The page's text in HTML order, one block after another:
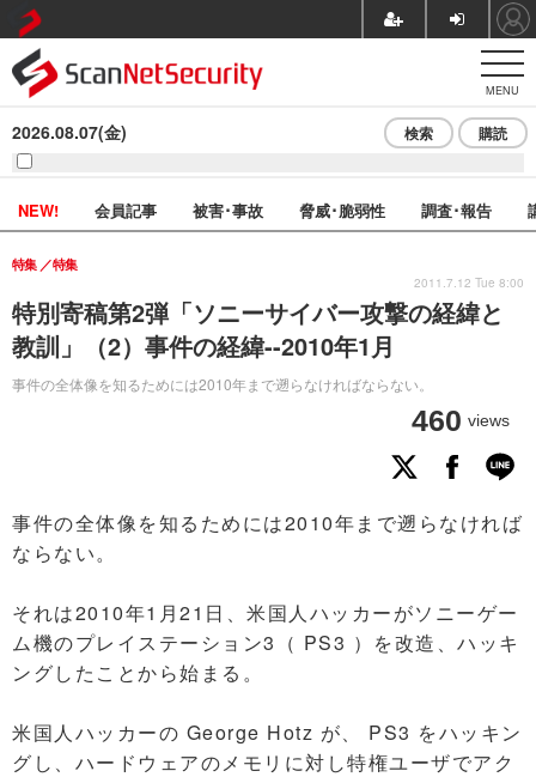
MENU
2026.08.07(金) 検索 購読
NEW! 会員記事 被害･事故 脅威･脆弱性 調査･報告
特別寄稿第2弾「ソニーサイバー攻撃の経緯と
教訓」（2）事件の経緯--2010年1月
事件の全体像を知るためには2010年まで遡らなければならない。
特集 特集
460 views
2011.7.12 Tue 8:00
事件の全体像を知るためには2010年まで遡らなければ
ならない。
それは2010年1月21日、米国人ハッカーがソニーゲー
ム機のプレイステーション3（ PS3 ）を改造、ハッキ
ングしたことから始まる。
米国人ハッカーの George Hotz が、 PS3 をハッキン
グし、ハードウェアのメモリに対し特権ユーザでアク